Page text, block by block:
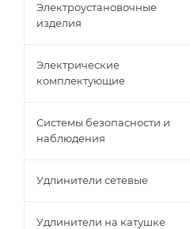
Электроустановочные
изделия
Электрические
комплектующие
Системы безопасности и
наблюдения
Удлинители сетевые
Удлинители на катушке